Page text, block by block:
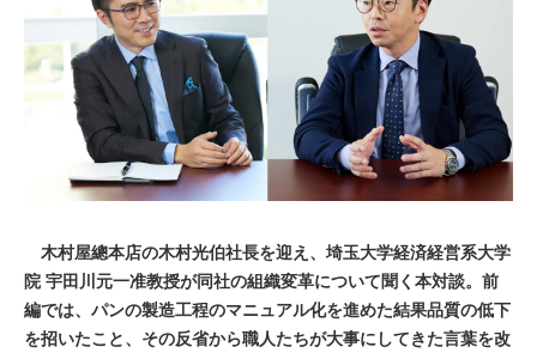
木村屋總本店の木村光伯社長を迎え、埼玉大学経済経営系大学
院 宇田川元一准教授が同社の組織変革について聞く本対談。前
編では、パンの製造工程のマニュアル化を進めた結果品質の低下
を招いたこと、その反省から職人たちが大事にしてきた言葉を改